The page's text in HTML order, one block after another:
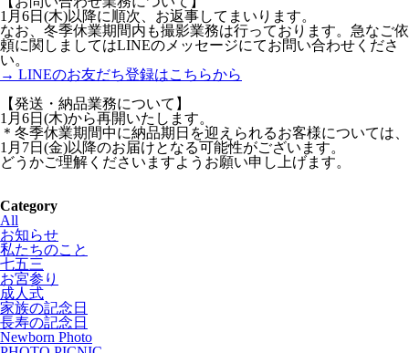
1月6日(木)以降に順次、お返事してまいります。
なお、冬季休業期間内も撮影業務は行っております。急なご依
頼に関しましてはLINEのメッセージにてお問い合わせくださ
い。
→ LINEのお友だち登録はこちらから
【発送・納品業務について】
1月6日(木)から再開いたします。
＊冬季休業期間中に納品期日を迎えられるお客様については、
1月7日(金)以降のお届けとなる可能性がございます。
どうかご理解くださいますようお願い申し上げます。
Category
All
お知らせ
私たちのこと
七五三
お宮参り
成人式
家族の記念日
長寿の記念日
Newborn Photo